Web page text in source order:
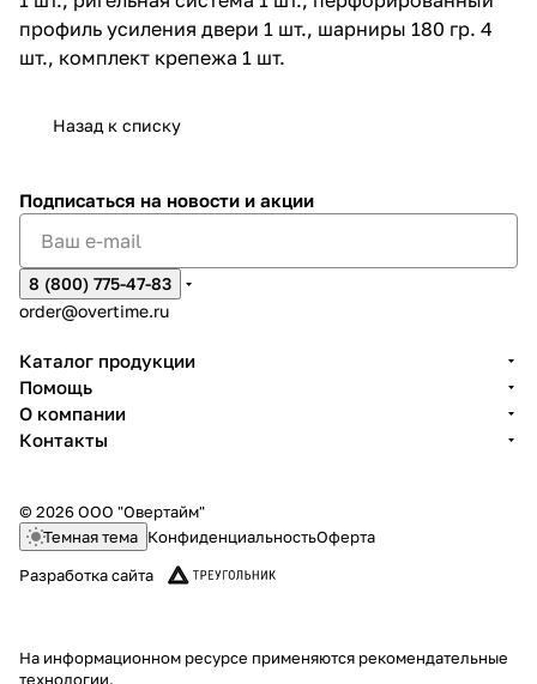
профиль уcиления двери 1 шт., шарниры 180 гр. 4
шт., комплект крепежа 1 шт.
Назад к списку
Подписаться на новости и акции
8 (800) 775-47-83
order@overtime.ru
Каталог продукции
Помощь
О компании
Контакты
© 2026 ООО "Овертайм"
Темная тема КонфиденциальностьОферта
Разработка сайта
На информационном ресурсе применяются рекомендательные
технологии.